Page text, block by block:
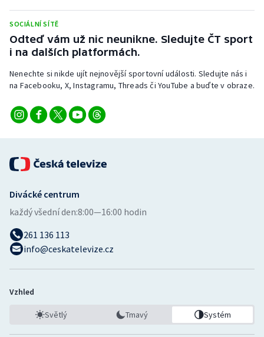
SOCIÁLNÍ SÍTĚ
Odteď vám už nic neunikne. Sledujte ČT sport
i na dalších platformách.
Nenechte si nikde ujít nejnovější sportovní události. Sledujte nás i
na Facebooku, X, Instagramu, Threads či YouTube a buďte v obraze.
Divácké centrum
každý všední den:8:00—16:00 hodin
261 136 113
info@ceskatelevize.cz
Vzhled
Světlý Tmavý Systém